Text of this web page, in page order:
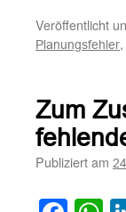
Veröffentlicht
Planungsfehler,
Zum
Publiziert am